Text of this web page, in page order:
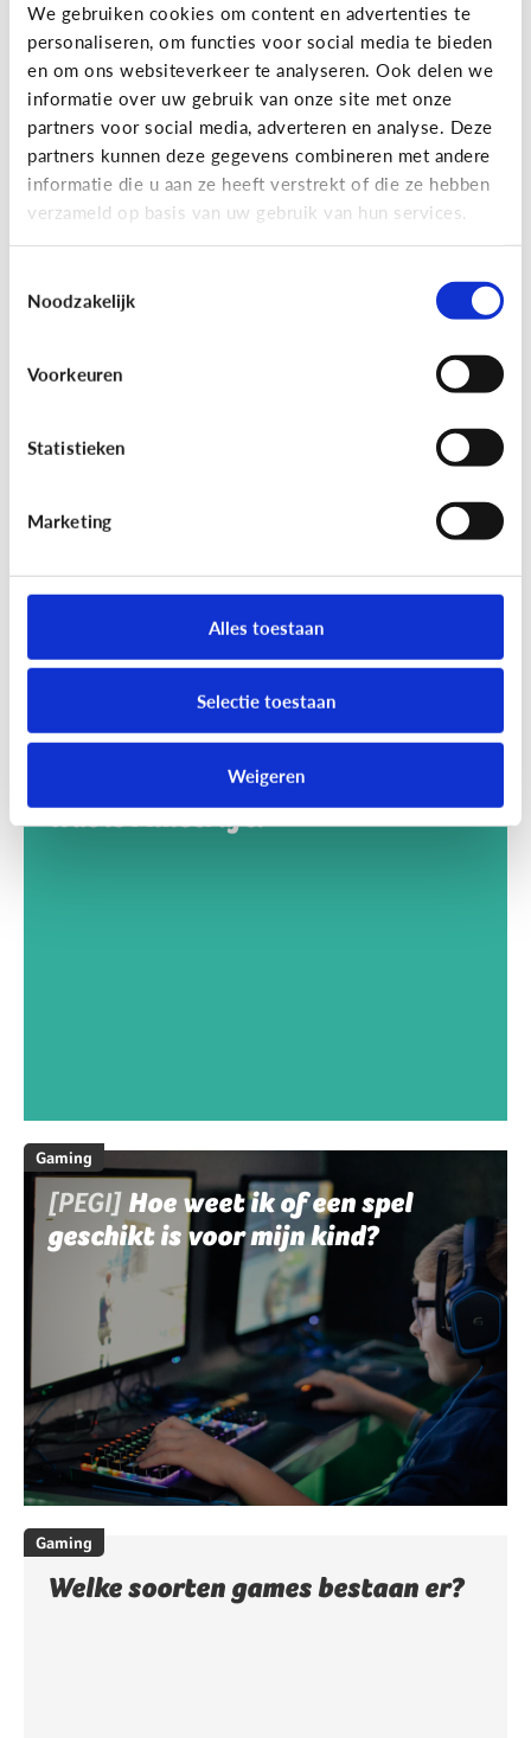
We gebruiken cookies om content en advertenties te
personaliseren, om functies voor social media te bieden
en om ons websiteverkeer te analyseren. Ook delen we
informatie over uw gebruik van onze site met onze
partners voor social media, adverteren en analyse. Deze
partners kunnen deze gegevens combineren met andere
informatie die u aan ze heeft verstrekt of die ze hebben
verzameld op basis van uw gebruik van hun services.
Noodzakelijk
Voorkeuren
Statistieken
Marketing
Alles toestaan
Selectie toestaan
Weigeren
Wat is Fall Guys?
Gaming
[Video] Gamet mijn kind teveel?
Wat is Minecraft?
Gaming
[PEGI] Hoe weet ik of een spel
geschikt is voor mijn kind?
Gaming
Welke soorten games bestaan er?